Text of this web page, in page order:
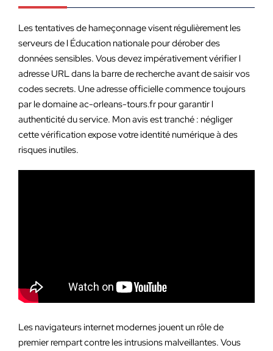
Les tentatives de hameçonnage visent régulièrement les
serveurs de l Éducation nationale pour dérober des
données sensibles. Vous devez impérativement vérifier l
adresse URL dans la barre de recherche avant de saisir vos
codes secrets. Une adresse officielle commence toujours
par le domaine ac-orleans-tours.fr pour garantir l
authenticité du service. Mon avis est tranché : négliger
cette vérification expose votre identité numérique à des
risques inutiles.
Les navigateurs internet modernes jouent un rôle de
premier rempart contre les intrusions malveillantes. Vous